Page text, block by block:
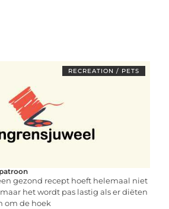
RECREATION / PETS
gezond recept hoeft helemaal niet
het wordt pas lastig als er diëten
om de hoek